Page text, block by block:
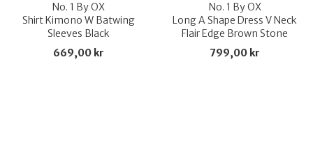
No. 1 By OX
Shirt Kimono W Batwing
Sleeves Black
669,00 kr
No. 1 By OX
Long A Shape Dress V Neck
Flair Edge Brown Stone
799,00 kr